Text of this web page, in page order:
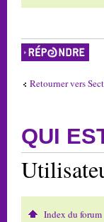
Répondre
Retourner vers
QUI
Index du forum